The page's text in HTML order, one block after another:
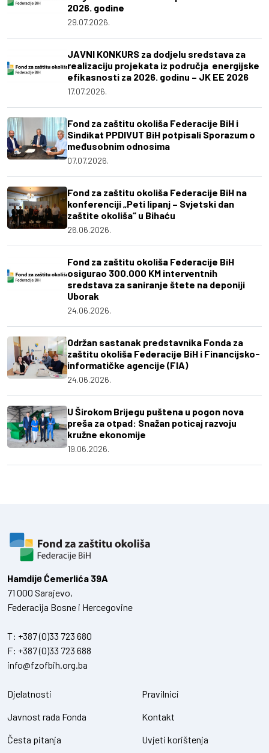
2026. godine
29.07.2026.
JAVNI KONKURS za dodjelu sredstava za
realizaciju projekata iz područja energijske
efikasnosti za 2026. godinu – JK EE 2026
17.07.2026.
Fond za zaštitu okoliša Federacije BiH i
Sindikat PPDIVUT BiH potpisali Sporazum o
međusobnim odnosima
07.07.2026.
Fond za zaštitu okoliša Federacije BiH na
konferenciji „Peti lipanj – Svjetski dan
zaštite okoliša“ u Bihaću
26.06.2026.
Fond za zaštitu okoliša Federacije BiH
osigurao 300.000 KM interventnih
sredstava za saniranje štete na deponiji
Uborak
24.06.2026.
Održan sastanak predstavnika Fonda za
zaštitu okoliša Federacije BiH i Financijsko-
informatičke agencije (FIA)
24.06.2026.
U Širokom Brijegu puštena u pogon nova
preša za otpad: Snažan poticaj razvoju
kružne ekonomije
19.06.2026.
Hamdiје Ćemerlića 39A
71 000 Sarajevo,
Federacija Bosne i Hercegovine
T: +387 (0)33 723 680
F: +387 (0)33 723 688
info@fzofbih.org.ba
Djelatnosti
Javnost rada Fonda
Česta pitanja
Pravilnici
Kontakt
Uvjeti korištenja